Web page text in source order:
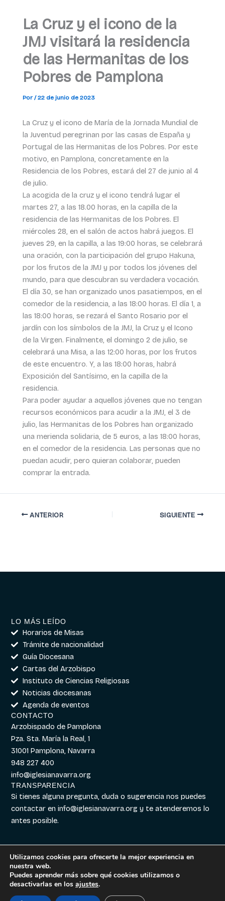
La Cruz y el icono de la
JMJ visitará la residencia
de las Hermanitas de los
Pobres de Pamplona
Por /22 de junio de 2023
La Cruz y el icono de María de la Jornada Mundial de
la Juventud peregrinan por las casas de España y
Portugal de las Hermanitas de los Pobres. Por este
motivo, en Pamplona, concretamente en la
Residencia de los Pobres, estará del 27 de junio al 4
de julio.
La acogida de la cruz y el icono tendrá lugar el
martes 27, a las 18.00 horas, en la capilla de la
residencia de las Hermanitas de los Pobres. El
miércoles 28, en el salón de actos habrá juegos. El
jueves 29, en la capilla, a las 19:00 horas, se celebrará
una oración, con la participación del grupo Hakuna,
por los frutos de la JMJ y por todos los jóvenes del
mundo, para que descubran su verdadera vocación.
El día 30, se han organizado unos pasatiempos, en el
comedor de la residencia, a las 18:00 horas. El día 1, a
las 18:00 horas, se rezará el Santo Rosario por el
jardín con los símbolos de la JMJ, la Cruz y el Icono
de la Virgen. Finalmente, el domingo 2 de julio, se
celebrará una Misa, a las 12:00 horas, por los frutos
de este encuentro. Y, a las 18:00 horas, habrá
Exposición del Santísimo, en la capilla de la
residencia.
Para poder ayudar a aquellos jóvenes que no tengan
recursos económicos para acudir a la JMJ, el 3 de
julio, las Hermanitas de los Pobres han organizado
una merienda solidaria, de 5 euros, a las 18:00 horas,
en el comedor de la residencia. Las personas que no
puedan acudir, pero quieran colaborar, pueden
comprar la entrada.
ANTERIOR SIGUIENTE
LO MÁS LEÍDO
Horarios de Misas
Trámite de nacionalidad
Guía Diocesana
Cartas del Arzobispo
Instituto de Ciencias Religiosas
Noticias diocesanas
Agenda de eventos
CONTACTO
Arzobispado de Pamplona
Pza. Sta. María la Real, 1
31001 Pamplona, Navarra
948 227 400
info@iglesianavarra.org
TRANSPARENCIA
Si tienes alguna pregunta, duda o sugerencia nos puedes
contactar eninfo@iglesianavarra.org y te atenderemos lo
antes posible.
Aviso legal|
Cookies|Política de
Utilizamos cookies para ofrecerte la mejor experiencia en
nuestra web.
Puedes aprender más sobre qué cookies utilizamos o
desactivarlas en los ajustes.